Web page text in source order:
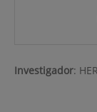
Investigador: